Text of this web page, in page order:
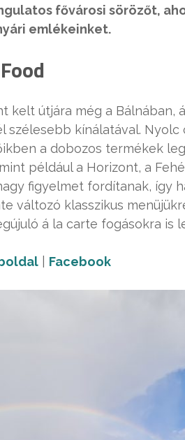
fővárosi sörözőt,
emlékeinket.
kelt útjára még a Bálnában,
szélesebb kínálatával.
a dobozos termékek
például a Horizont, a
figyelmet fordítanak, így
változó klasszikus
á la carte fogásokra is
Facebook